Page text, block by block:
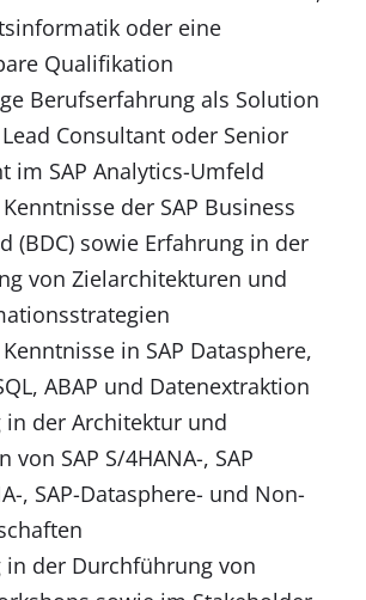
oder eine
Qualifikation
Berufserfahrung als Solution
Consultant oder Senior
im SAP Analytics-Umfeld
der SAP Business
(BDC) sowie Erfahrung in der
von Zielarchitekturen und
in SAP Datasphere,
ABAP und Datenextraktion
in der Architektur und
von SAP S/4HANA-, SAP
, SAP-Datasphere- und Non-
in der Durchführung von